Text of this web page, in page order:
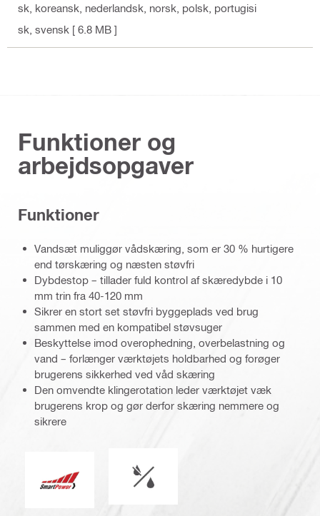
sk, koreansk, nederlandsk, norsk, polsk, portugisi
sk, svensk [ 6.8 MB ]
Funktioner og
arbejdsopgaver
Funktioner
Vandsæt muliggør vådskæring, som er 30 % hurtigere
end tørskæring og næsten støvfri
Dybdestop – tillader fuld kontrol af skæredybde i 10
mm trin fra 40-120 mm
Sikrer en stort set støvfri byggeplads ved brug
sammen med en kompatibel støvsuger
Beskyttelse imod overophedning, overbelastning og
vand – forlænger værktøjets holdbarhed og forøger
brugerens sikkerhed ved våd skæring
Den omvendte klingerotation leder værktøjet væk
brugerens krop og gør derfor skæring nemmere og
sikrere